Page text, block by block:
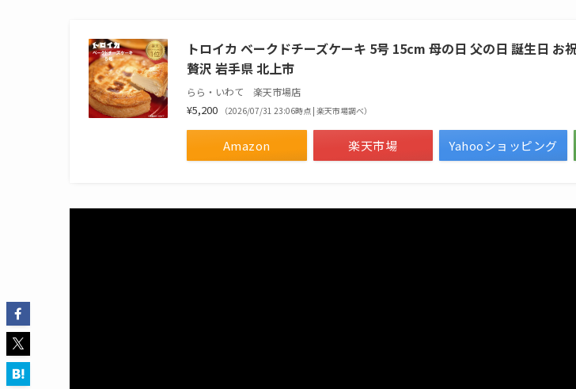
トロイカ ベークドチーズケーキ 5号 15cm 母の日 父の日 誕生日 お
贅沢 岩手県 北上市
らら・いわて 楽天市場店
¥5,200 （2026/07/31 23:06時点 | 楽天市場調べ）
Amazon 楽天市場 Yahooショッピング